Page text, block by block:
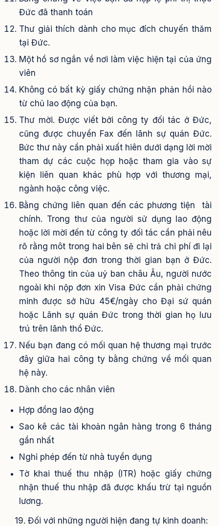
Đức đã thanh toán
Thư giải thích dành cho mục đích chuyến thăm
tại Đức.
Một hồ sơ ngắn về nơi làm việc hiện tại của ứng
viên
Không có bất kỳ giấy chứng nhận phản hồi nào
từ chủ lao động của bạn.
Thư mời. Được viết bởi công ty đối tác ở Đức,
cũng được chuyển Fax đến lãnh sự quán Đức.
Bức thư này cần phải xuất hiên dưới dạng lời mời
tham dự các cuộc họp hoặc tham gia vào sự
kiện liên quan khác phù hợp với thương mại,
ngành hoặc công việc.
Bằng chứng liên quan đến các phương tiện tài
chính. Trong thư của người sử dụng lao động
hoặc lời mời đến từ công ty đối tác cần phải nêu
rõ rằng môt trong hai bên sẽ chi trả chi phí đi lại
của người nộp đơn trong thời gian bạn ở Đức.
Theo thông tin của uỷ ban châu Âu, người nước
ngoài khi nộp đơn xin Visa Đức cần phải chứng
minh được sở hữu 45€/ngày cho Đại sứ quán
hoặc Lãnh sự quán Đức trong thời gian họ lưu
trú trên lãnh thổ Đức.
Nếu bạn đang có mối quan hệ thương mại trước
đây giữa hai công ty bằng chứng về mối quan
hệ này.
Dành cho các nhân viên
Hợp đồng lao động
Sao kê các tài khoản ngân hàng trong 6 tháng
gần nhất
Nghỉ phép đến từ nhà tuyển dụng
Tờ khai thuế thu nhập (ITR) hoặc giấy chứng
nhận thuế thu nhập đã được khấu trừ tại nguồn
lương.
19. Đối với những người hiện đang tự kinh doanh: